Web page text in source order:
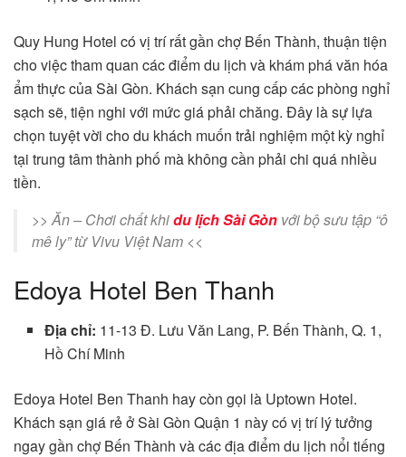
Quy Hung Hotel có vị trí rất gần chợ Bến Thành, thuận tiện
cho việc tham quan các điểm du lịch và khám phá văn hóa
ẩm thực của Sài Gòn. Khách sạn cung cấp các phòng nghỉ
sạch sẽ, tiện nghi với mức giá phải chăng. Đây là sự lựa
chọn tuyệt vời cho du khách muốn trải nghiệm một kỳ nghỉ
tại trung tâm thành phố mà không cần phải chi quá nhiều
tiền.
>> Ăn – Chơi chất khidu lịch Sài Gòn với bộ sưu tập “ô
mê ly” từ Vivu Việt Nam <<
Edoya Hotel Ben Thanh
Địa chỉ: 11-13 Đ. Lưu Văn Lang, P. Bến Thành, Q. 1,
Hồ Chí Minh
Edoya Hotel Ben Thanh hay còn gọi là Uptown Hotel.
Khách sạn giá rẻ ở Sài Gòn Quận 1 này có vị trí lý tưởng
ngay gần chợ Bến Thành và các địa điểm du lịch nổi tiếng